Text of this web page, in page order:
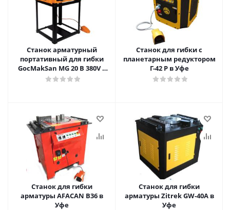
Станок арматурный
портативный для гибки
GocMakSan MG 20 B 380V в
Уфе
Станок для гибки с
планетарным редуктором
Г-42 Р в Уфе
Станок для гибки
арматуры AFACAN B36 в
Уфе
Станок для гибки
арматуры Zitrek GW-40A в
Уфе